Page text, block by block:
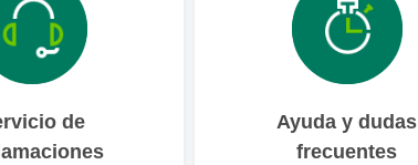
de
Ayuda y dudas
frecuentes